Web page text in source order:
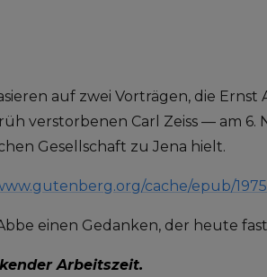
auf zwei Vorträgen, die
verstorbenen Carl Zeiss — am 6.
Gesellschaft zu Jena hielt.
cache/epub/
einen Gedanken, der heute
Arbeitszeit.